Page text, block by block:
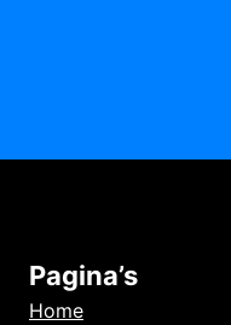
Pagina’s
Home